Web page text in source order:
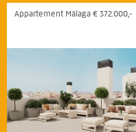
Appartement Málaga € 372.000,-